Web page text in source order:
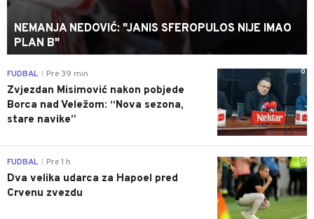
NEMANJA NEDOVIĆ: "JANIS SFEROPULOS NIJE IMAO
PLAN B"
0
FUDBAL Pre 39 min
Zvjezdan Misimović nakon pobjede
Borca nad Veležom: “Nova sezona,
stare navike”
0
FUDBAL Pre 1 h
Dva velika udarca za Hapoel pred
Crvenu zvezdu